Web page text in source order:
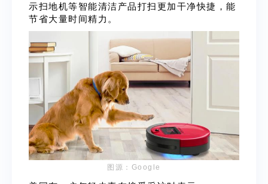
示扫地机等智能清洁产品打扫更加干净快捷，能
节省大量时间精力。
图源：Google